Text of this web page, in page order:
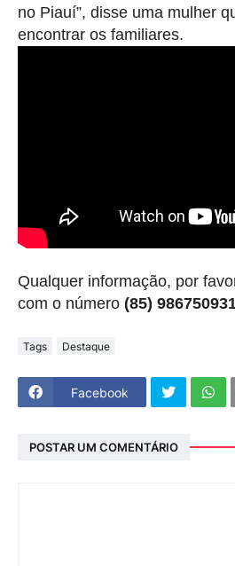
no Piauí”, disse uma mulher
encontrar os familiares.
Qualquer informação, por
com o número (85)
Tags Destaque
Facebook
POSTAR UM COMENTÁRIO